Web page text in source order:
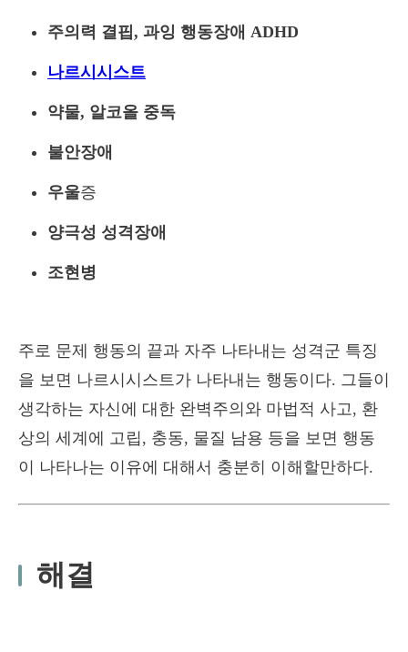
주의력 결핍, 과잉 행동장애 ADHD
나르시시스트
약물, 알코올 중독
불안장애
우울증
양극성 성격장애
조현병
주로 문제 행동의 끝과 자주 나타내는 성격군 특징
을 보면 나르시시스트가 나타내는 행동이다. 그들이
생각하는 자신에 대한 완벽주의와 마법적 사고, 환
상의 세계에 고립, 충동, 물질 남용 등을 보면 행동
이 나타나는 이유에 대해서 충분히 이해할만하다.
해결